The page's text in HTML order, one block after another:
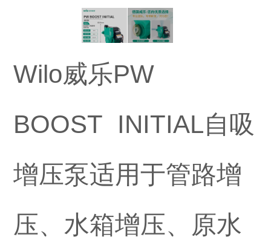
Wilo威乐PW
BOOST INITIAL自吸
增压泵适用于管路增
压、水箱增压、原水